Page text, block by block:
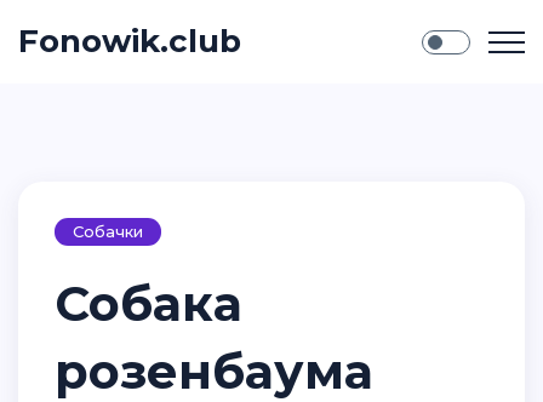
Fonowik.club
Собачки
Собака
розенбаума